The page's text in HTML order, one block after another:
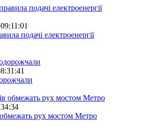
подачі електроенергії
рух мостом Метро